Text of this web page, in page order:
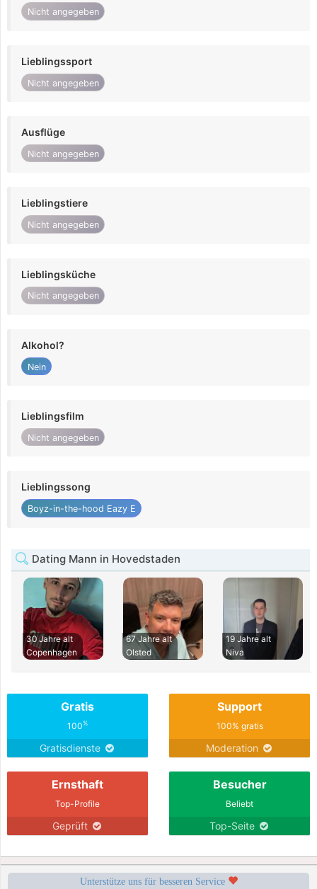
Nicht angegeben
Lieblingssport
Nicht angegeben
Ausflüge
Nicht angegeben
Lieblingstiere
Nicht angegeben
Lieblingsküche
Nicht angegeben
Alkohol?
Nein
Lieblingsfilm
Nicht angegeben
Lieblingssong
Boyz-in-the-hood Eazy E
Dating Mann in Hovedstaden
30 Jahre alt
Copenhagen
67 Jahre alt
Olsted
19 Jahre alt
Niva
Gratis
100%
Gratisdienste
Support
100% gratis
Moderation
Ernsthaft
Top-Profile
Geprüft
Besucher
Beliebt
Top-Seite
Unterstütze uns für besseren Service